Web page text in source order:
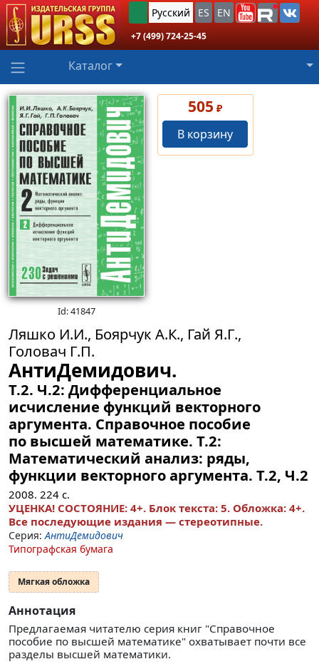
Русский ES EN
+7 (499) 724-25-45
Каталог
Id: 41847
505 ₽
В корзину
Ляшко И.И., Боярчук А.К., Гай Я.Г.,
Головач Г.П.
АнтиДемидович.
Т.2. Ч.2: Дифференциальное
исчисление функций векторного
аргумента. Справочное пособие
по высшей математике. Т.2:
Математический анализ: ряды,
функции векторного аргумента. Т.2, Ч.2
2008. 224 с.
УЦЕНКА! СОСТОЯНИЕ: 4+. Блок текста: 5. Обложка: 4+.
Все последующие издания — стереотипные.
Серия: АнтиДемидович
Типографская бумага
Мягкая обложка
Аннотация
Предлагаемая читателю серия книг "Справочное
пособие по высшей математике" охватывает почти все
разделы высшей математики.